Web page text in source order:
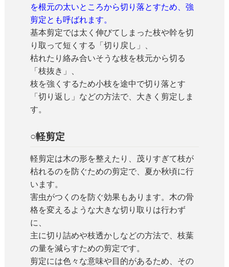
を根元の太いところから切り落とすため、強
剪定とも呼ばれます。
基本剪定では太く伸びてしまった枝や幹を切
り取って短くする「切り戻し」、
枯れたり絡み合いそうな枝を枝元から切る
「枝抜き」、
枝を強くするため小枝を途中で切り落とす
「切り返し」などの方法で、大きく剪定しま
す。
○軽剪定
軽剪定は木の形を整えたり、茂りすぎて枝が
枯れるのを防ぐための剪定で、夏か秋頃に行
います。
害虫がつくのを防ぐ効果もあります。木の骨
格を変えるような大きな切り取りは行わず
に、
主に切り詰めや枝透かしなどの方法で、枝葉
の量を減らすための剪定です。
剪定には色々な意味や目的があるため、その